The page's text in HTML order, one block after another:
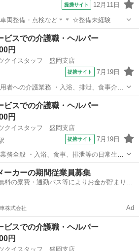
提携サイト 12月11日
・点検など＊＊ ☆整備未経験
きな方にピッタリ♪ 入社後に整備士資格も
社ブラン
...
ビスでの介護職・ヘルパー
円
クイスタッフ 盛岡支店
提携サイト 7月19日
者への介護業務 ・入浴、排泄、食事介助
等 ・送迎時の同行介助 無資格・未
その他
ビスでの介護職・ヘルパー
円
クイスタッフ 盛岡支店
提携サイト 7月19日
務全般 ・入浴、食事、排泄等の日常生活
板柳町、五所川原市：社用車使用、軽～普
鶴田駅 その他
ーカーの期間従業員募集
料の寮費・通勤バス等によりお金が貯まりや
株式会社 Ad
ビスでの介護職・ヘルパー
円
クイスタッフ 盛岡支店